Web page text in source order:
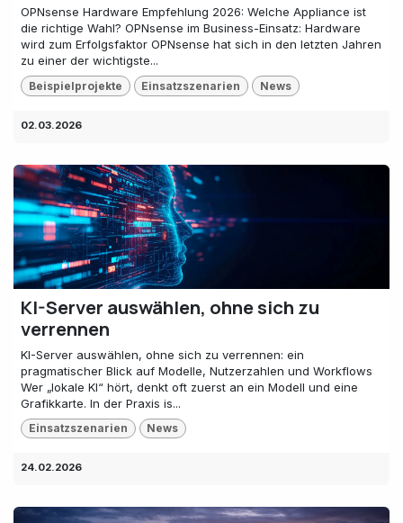
OPNsense Hardware Empfehlung 2026: Welche Appliance ist
die richtige Wahl? OPNsense im Business-Einsatz: Hardware
wird zum Erfolgsfaktor OPNsense hat sich in den letzten Jahren
zu einer der wichtigste...
Beispielprojekte Einsatzszenarien News
02.03.2026
KI-Server auswählen, ohne sich zu
verrennen
KI-Server auswählen, ohne sich zu verrennen: ein
pragmatischer Blick auf Modelle, Nutzerzahlen und Workflows
Wer „lokale KI“ hört, denkt oft zuerst an ein Modell und eine
Grafikkarte. In der Praxis is...
Einsatzszenarien News
24.02.2026